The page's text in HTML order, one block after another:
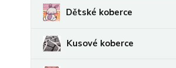
Dětské koberce
Kusové koberce